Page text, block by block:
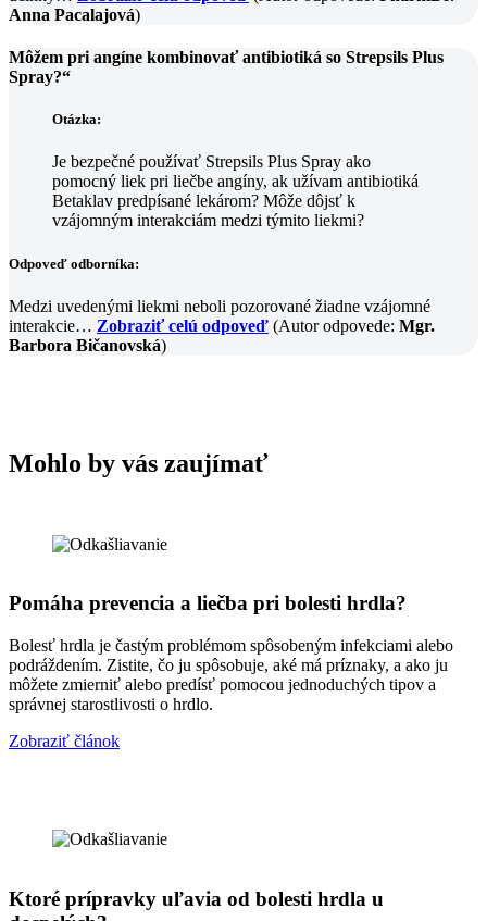
Anna Pacalajová)
Môžem pri angíne kombinovať antibiotiká so Strepsils Plus
Spray?“
Otázka:
Je bezpečné používať Strepsils Plus Spray ako
pomocný liek pri liečbe angíny, ak užívam antibiotiká
Betaklav predpísané lekárom? Môže dôjsť k
vzájomným interakciám medzi týmito liekmi?
Odpoveď odborníka:
Medzi uvedenými liekmi neboli pozorované žiadne vzájomné
interakcie… Zobraziť celú odpoveď (Autor odpovede: Mgr.
Barbora Bičanovská)
Mohlo by vás zaujímať
Pomáha prevencia a liečba pri bolesti hrdla?
Bolesť hrdla je častým problémom spôsobeným infekciami alebo
podráždením. Zistite, čo ju spôsobuje, aké má príznaky, a ako ju
môžete zmierniť alebo predísť pomocou jednoduchých tipov a
správnej starostlivosti o hrdlo.
Zobraziť článok
Ktoré prípravky uľavia od bolesti hrdla u